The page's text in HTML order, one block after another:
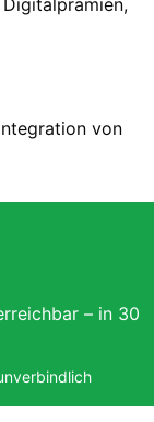
von
– in 30